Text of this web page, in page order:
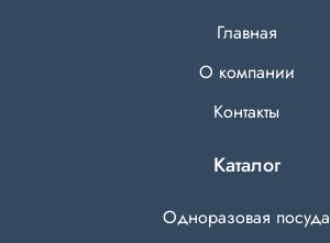
Главная
О компании
Контакты
Каталог
Одноразовая посуда